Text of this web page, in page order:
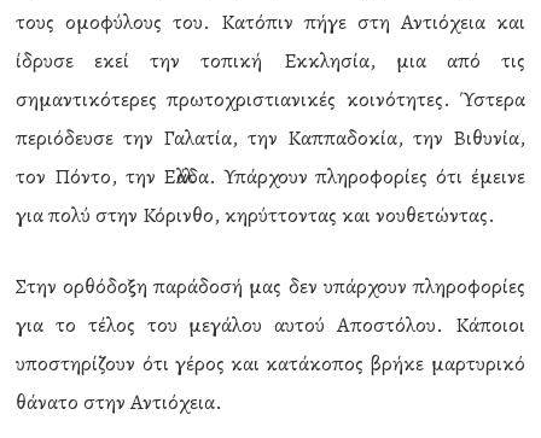
τους ομοφύλους του. Κατόπιν πήγε στη Αντιόχεια και
ίδρυσε εκεί την τοπική Εκκλησία, μια από τις
σημαντικότερες πρωτοχριστιανικές κοινότητες. Ύστερα
περιόδευσε την Γαλατία, την Καππαδοκία, την Βιθυνία,
τον Πόντο, την Ελλάδα. Υπάρχουν πληροφορίες ότι έμεινε
για πολύ στην Κόρινθο, κηρύττοντας και νουθετώντας.
Στην ορθόδοξη παράδοσή μας δεν υπάρχουν πληροφορίες
για το τέλος του μεγάλου αυτού Αποστόλου. Κάποιοι
υποστηρίζουν ότι γέρος και κατάκοπος βρήκε μαρτυρικό
θάνατο στην Αντιόχεια.